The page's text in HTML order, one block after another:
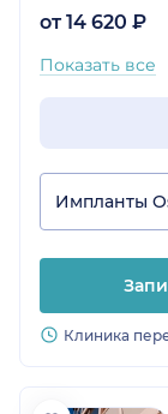
от 14 620 ₽
Показать все
Импланты
Клиника